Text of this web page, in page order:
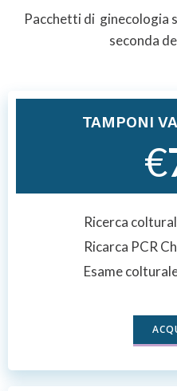
Pacchetti di ginecologia
seconda
TAMPONI
€
Ricerca
Ricarca PCR
Esame